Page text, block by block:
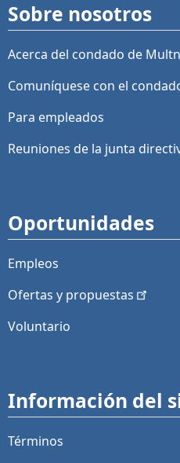
Sobre nosotros
Acerca del condado de
Comuníquese con el
Para empleados
Reuniones de la junta
Oportunidades
Empleos
Ofertas y propuestas
Voluntario
Información del
Términos